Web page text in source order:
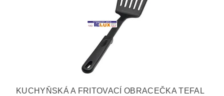
KUCHYŇSKÁ A FRITOVACÍ OBRACEČKA TEFAL